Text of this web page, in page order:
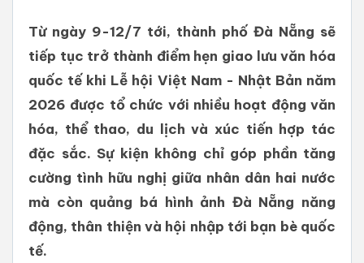
Từ ngày 9-12/7 tới, thành phố Đà Nẵng sẽ
tiếp tục trở thành điểm hẹn giao lưu văn hóa
quốc tế khi Lễ hội Việt Nam - Nhật Bản năm
2026 được tổ chức với nhiều hoạt động văn
hóa, thể thao, du lịch và xúc tiến hợp tác
đặc sắc. Sự kiện không chỉ góp phần tăng
cường tình hữu nghị giữa nhân dân hai nước
mà còn quảng bá hình ảnh Đà Nẵng năng
động, thân thiện và hội nhập tới bạn bè quốc
tế.